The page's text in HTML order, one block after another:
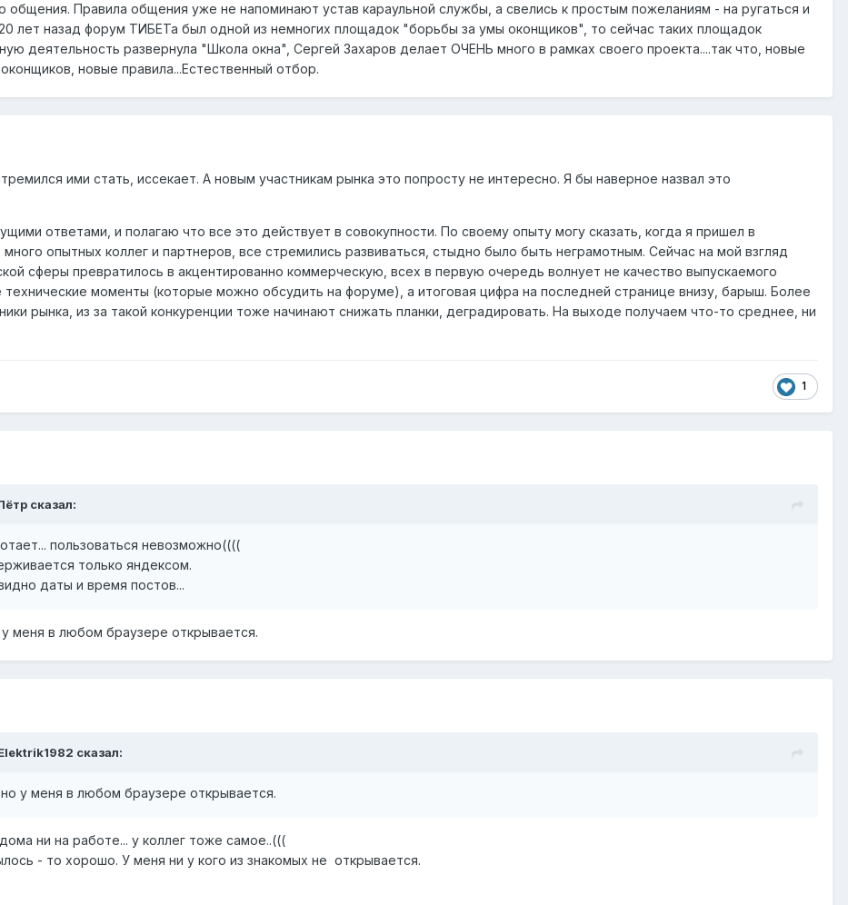
общения. Правила общения уже не напоминают устав караульной службы, а свелись к простым пожеланиям - на ругаться и
лет назад форум ТИБЕТа был одной из немногих площадок "борьбы за умы оконщиков", то сейчас таких площадок
деятельность развернула "Школа окна", Сергей Захаров делает ОЧЕНЬ много в рамках своего проекта....так что, новые
новые правила...Естественный отбор.
ими стать, иссекает. А новым участникам рынка это попросту не интересно. Я бы наверное назвал это
ответами, и полагаю что все это действует в совокупности. По своему опыту могу сказать, когда я пришел в
опытных коллег и партнеров, все стремились развиваться, стыдно было быть неграмотным. Сейчас на мой взгляд
сферы превратилось в акцентированно коммерческую, всех в первую очередь волнует не качество выпускаемого
технические моменты (которые можно обсудить на форуме), а итоговая цифра на последней странице внизу, барыш. Более
рынка, из за такой конкуренции тоже начинают снижать планки, деградировать. На выходе получаем что-то среднее, ни
1
сказал:
пользоваться невозможно((((
только яндексом.
даты и время постов...
меня в любом браузере открывается.
сказал:
у меня в любом браузере открывается.
ни на работе... у коллег тоже самое..(((
- то хорошо. У меня ни у кого из знакомых не открывается.